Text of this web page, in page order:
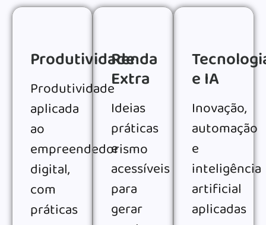
Produtividade
Produtividade
aplicada
ao
empreendedorismo
digital,
com
práticas
Renda
Extra
Ideias
práticas
e
acessíveis
para
gerar
e IA
Inovação,
automação
e
inteligência
artificial
aplicadas